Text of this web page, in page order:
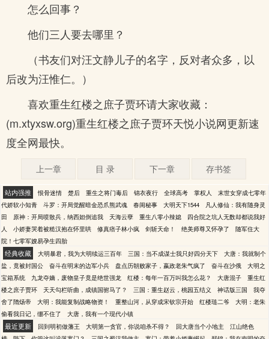
怎么回事？
他们三人要去哪里？
（书友们对汪文静儿子的名字，反对者众多，以
后改为汪惟仁。）
喜欢重生红楼之庶子贾环请大家收藏：
(m.xtyxsw.org)重生红楼之庶子贾环天悦小说网更新速
度全网最快。
上一章 目 录 下一章 存书签
站内强推 恨骨迷情 楚后 重生之将门毒后 锦衣夜行 全球高考 掌权人
末世女穿成七零年
代娇软小知青
斗罗：开局觉醒暗金恐爪熊武魂 春闺秘事 大明天下1544
凡人修仙：我有随身灵
田
原神：开局喷散兵，纳西妲倒追我 天海云孽 重生八零小辣媳
四合院之坑人无数却都说我好
人
小娇妻哭着被糙汉抱在怀里哄 修真痞子林小疯 剑斩天命！ 绝美师尊又怀孕了
随军住大
院！七零军嫂易孕生四胎
经典收藏 大明暴君，我为大明续运三百年 三国：当不成谋士我只好四分天下
大唐：我就制个
盐，竟被封国公
奋斗在明末的边军小兵 盘点历朝败家子，嬴政老朱气疯了 奋斗在沙俄
大明之
宝箱系统
九龙夺嫡，废物皇子竟是绝世强龙 红楼：每年一百万叫我怎么花？ 大唐混子
重生红
楼之庶子贾环
天天勾栏听曲，成镇国驸马了？ 三国：重生赵云，桃园五结义 神话版三国
我夺
舍了隋炀帝
大明：我能复制战略物资！ 重整山河，从穿成宋钦宗开始 红楼琏二爷
大明：老朱
偷看我日记，绷不住了
大唐，我有一个现代小镇
最近更新 回到明初做藩王 大明第一贪官，你说咱杀不得？ 回大唐当个小地主
江山绝色